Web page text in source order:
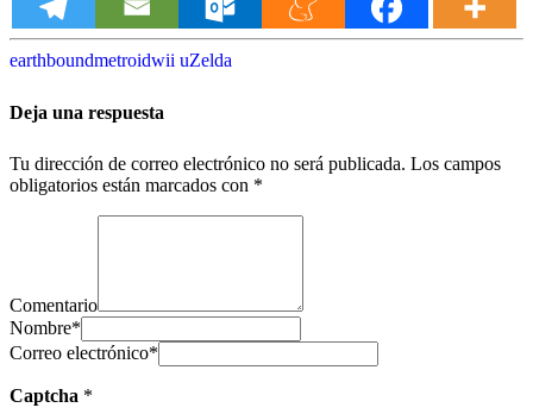
earthboundmetroidwii uZelda
Deja una respuesta
Tu dirección de correo electrónico no será publicada. Los campos
obligatorios están marcados con *
Comentario
Nombre*
Correo electrónico*
Captcha *